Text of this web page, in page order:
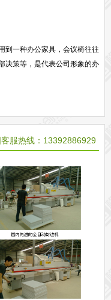
到一种办公家具，会议椅往往
决策等，是代表公司形象的办
服热线：13392886929